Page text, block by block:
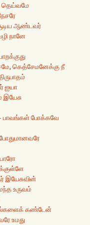
தெய்வமே
சூடிய ஆண்டவர்
நானே
கெத்சேமனேக்கு நீ
ஐயா
இயேசு
– பாவங்கள் போக்கவே
போதுமானவரே
இயேசுவின்
உருவம்
கால்களைக் கண்டேன்
உமது